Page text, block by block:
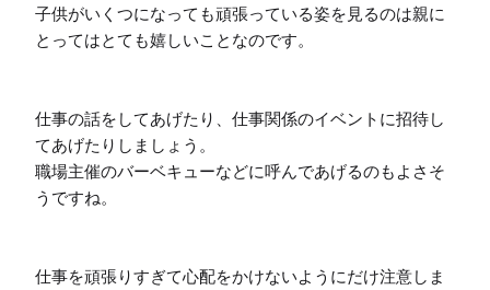
子供がいくつになっても頑張っている姿を見るのは親に
とってはとても嬉しいことなのです。
仕事の話をしてあげたり、仕事関係のイベントに招待し
てあげたりしましょう。
職場主催のバーベキューなどに呼んであげるのもよさそ
うですね。
仕事を頑張りすぎて心配をかけないようにだけ注意しま